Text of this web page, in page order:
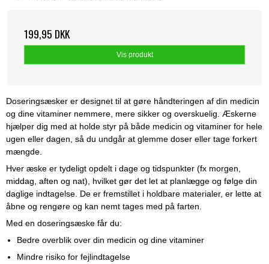
199,95 DKK
Vis produkt
Doseringsæsker er designet til at gøre håndteringen af din medicin
og dine vitaminer nemmere, mere sikker og overskuelig. Æskerne
hjælper dig med at holde styr på både medicin og vitaminer for hele
ugen eller dagen, så du undgår at glemme doser eller tage forkert
mængde.
Hver æske er tydeligt opdelt i dage og tidspunkter (fx morgen,
middag, aften og nat), hvilket gør det let at planlægge og følge din
daglige indtagelse. De er fremstillet i holdbare materialer, er lette at
åbne og rengøre og kan nemt tages med på farten.
Med en doseringsæske får du:
Bedre overblik over din medicin og dine vitaminer
Mindre risiko for fejlindtagelse